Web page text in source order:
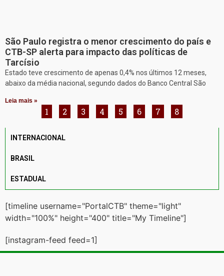
São Paulo registra o menor crescimento do país e
CTB-SP alerta para impacto das políticas de
Tarcísio
Estado teve crescimento de apenas 0,4% nos últimos 12 meses,
abaixo da média nacional, segundo dados do Banco Central São
Leia mais »
1 2 3 4 5 6 7 8
INTERNACIONAL
BRASIL
ESTADUAL
[timeline username="PortalCTB" theme="light"
width="100%" height="400" title="My Timeline"]
[instagram-feed feed=1]